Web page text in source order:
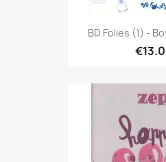
BD Folies (1) -